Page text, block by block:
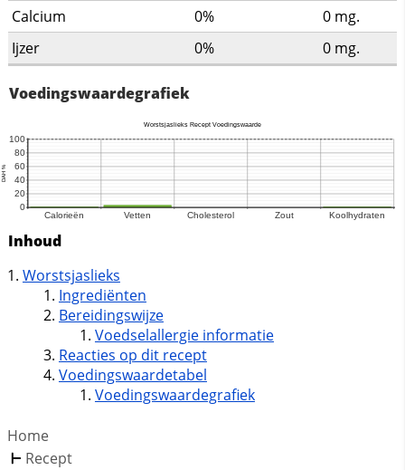
Calcium
0% 0 mg.
Ijzer
0% 0 mg.
Voedingswaardegrafiek
Inhoud
Worstsjaslieks
Ingrediënten
Bereidingswijze
Voedselallergie informatie
Reacties op dit recept
Voedingswaardetabel
Voedingswaardegrafiek
Home
Recept